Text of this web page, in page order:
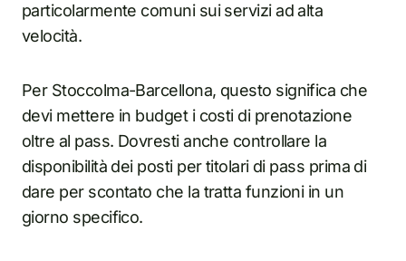
particolarmente comuni sui servizi ad alta
velocità.
Per Stoccolma-Barcellona, questo significa che
devi mettere in budget i costi di prenotazione
oltre al pass. Dovresti anche controllare la
disponibilità dei posti per titolari di pass prima di
dare per scontato che la tratta funzioni in un
giorno specifico.